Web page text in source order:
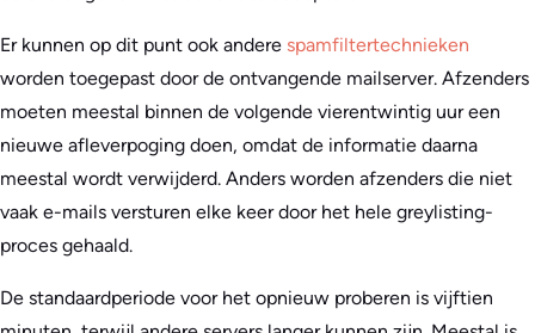
Er kunnen op dit punt ook andere spamfiltertechnieken
worden toegepast door de ontvangende mailserver. Afzenders
moeten meestal binnen de volgende vierentwintig uur een
nieuwe afleverpoging doen, omdat de informatie daarna
meestal wordt verwijderd. Anders worden afzenders die niet
vaak e-mails versturen elke keer door het hele greylisting-
proces gehaald.
De standaardperiode voor het opnieuw proberen is vijftien